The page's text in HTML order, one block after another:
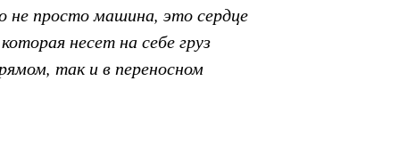
не просто машина, это сердце
несет на себе груз
так и в переносном